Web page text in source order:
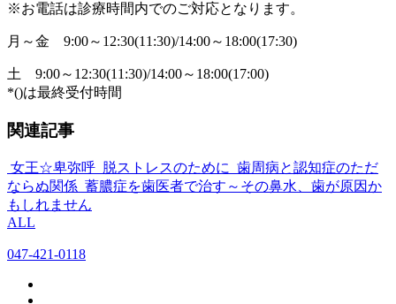
※お電話は診療時間内でのご対応となります。
月～金 9:00～12:30(11:30)/14:00～18:00(17:30)
土 9:00～12:30(11:30)/14:00～18:00(17:00)
*()は最終受付時間
関連記事
女王☆卑弥呼 脱ストレスのために 歯周病と認知症のただ
ならぬ関係 蓄膿症を歯医者で治す～その鼻水、歯が原因か
もしれません
ALL
047-421-0118